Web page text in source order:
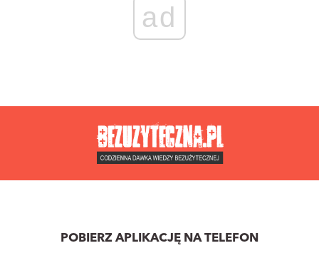
ad
POBIERZ APLIKACJĘ NA TELEFON